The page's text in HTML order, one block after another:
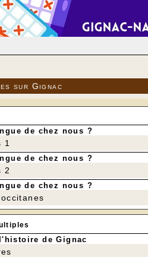
sur Gignac
de chez nous ?
1
de chez nous ?
2
de chez nous ?
de Gignac